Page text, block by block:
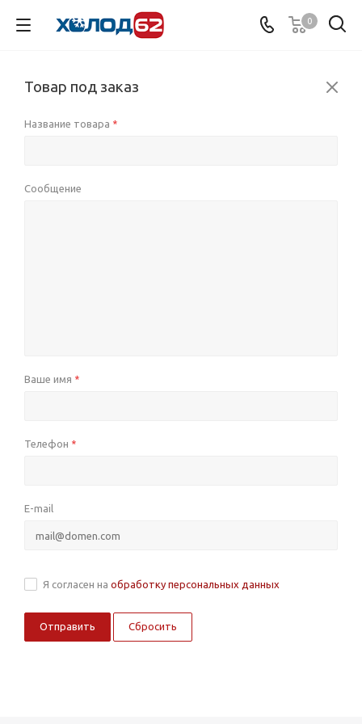
0
Товар под заказ
Название товара *
Сообщение
Ваше имя *
Телефон *
E-mail
Я согласен на обработку персональных данных
Сбросить